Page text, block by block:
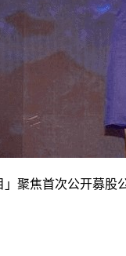
」聚焦首次公开募